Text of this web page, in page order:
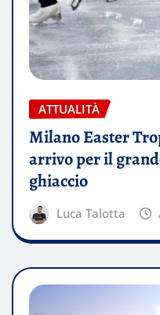
ATTUALITÀ
Milano Easter
arrivo per il
ghiaccio
Luca Talotta